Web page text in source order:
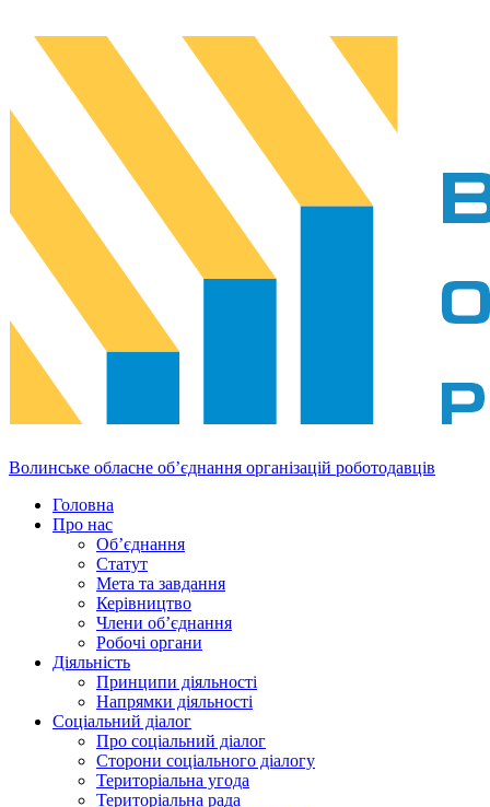
Волинське обласне об’єднання організацій роботодавців
Головна
Про нас
Об’єднання
Статут
Мета та завдання
Керівництво
Члени об’єднання
Робочі органи
Діяльність
Принципи діяльності
Напрямки діяльності
Соціальний діалог
Про соціальний діалог
Сторони соціального діалогу
Територіальна угода
Територіальна рада